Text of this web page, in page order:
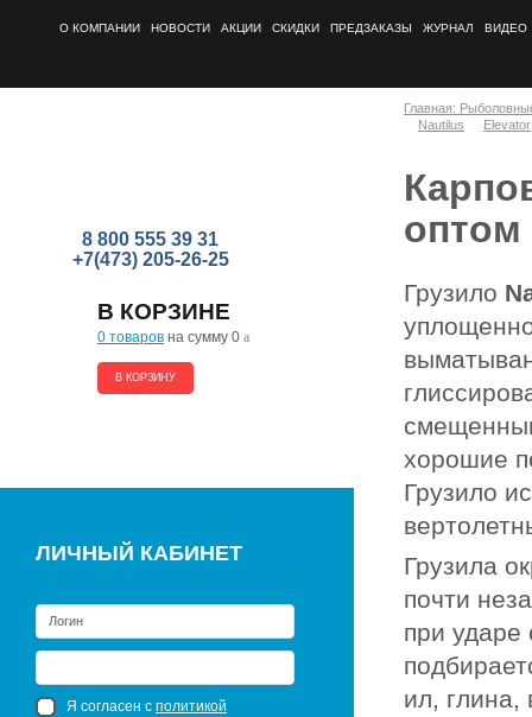
О КОМПАНИИ НОВОСТИ АКЦИИ СКИДКИ ПРЕДЗАКАЗЫ ЖУРНАЛ ВИДЕО
8 800 555 39 31
+7(473) 205-26-25
В КОРЗИНЕ
0 товаров на сумму 0 a
В КОРЗИНУ
ЛИЧНЫЙ КАБИНЕТ
Я согласен с политикой
Главная:
Nautilus
Elevator
оптом
Грузило
хорошие
Грузило
Грузила
почти
при ударе
ил, глина,